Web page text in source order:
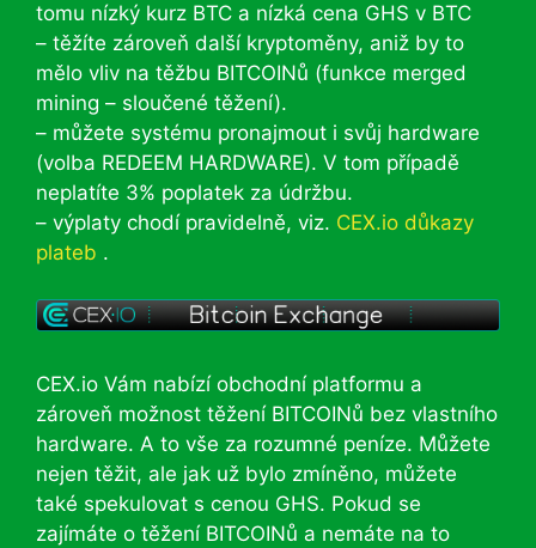
tomu nízký kurz BTC a nízká cena GHS v BTC
– těžíte zároveň další kryptoměny, aniž by to
mělo vliv na těžbu BITCOINů (funkce merged
mining – sloučené těžení).
– můžete systému pronajmout i svůj hardware
(volba REDEEM HARDWARE). V tom případě
neplatíte 3% poplatek za údržbu.
– výplaty chodí pravidelně, viz. CEX.io důkazy
plateb .
CEX.io Vám nabízí obchodní platformu a
zároveň možnost těžení BITCOINů bez vlastního
hardware. A to vše za rozumné peníze. Můžete
nejen těžit, ale jak už bylo zmíněno, můžete
také spekulovat s cenou GHS. Pokud se
zajímáte o těžení BITCOINů a nemáte na to